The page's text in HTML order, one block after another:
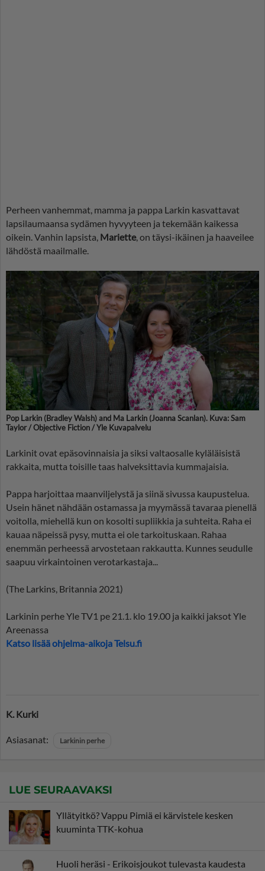
Perheen vanhemmat, mamma ja pappa Larkin kasvattavat
lapsilaumaansa sydämen hyvyyteen ja tekemään kaikessa
oikein. Vanhin lapsista, Mariette, on täysi-ikäinen ja haaveilee
lähdöstä maailmalle.
Pop Larkin (Bradley Walsh) and Ma Larkin (Joanna Scanlan). Kuva: Sam
Taylor / Objective Fiction / Yle Kuvapalvelu
Larkinit ovat epäsovinnaisia ja siksi valtaosalle kyläläisistä
rakkaita, mutta toisille taas halveksittavia kummajaisia.
Pappa harjoittaa maanviljelystä ja siinä sivussa kaupustelua.
Usein hänet nähdään ostamassa ja myymässä tavaraa pienellä
voitolla, miehellä kun on kosolti supliikkia ja suhteita. Raha ei
kauaa näpeissä pysy, mutta ei ole tarkoituskaan. Rahaa
enemmän perheessä arvostetaan rakkautta. Kunnes seudulle
saapuu virkaintoinen verotarkastaja...
(The Larkins, Britannia 2021)
Larkinin perhe Yle TV1 pe 21.1. klo 19.00 ja kaikki jaksot Yle
Areenassa
Katso lisää ohjelma-aikoja Telsu.fi
K. Kurki
Asiasanat: Larkinin perhe
LUE SEURAAVAKSI
Yllätyitkö? Vappu Pimiä ei kärvistele kesken
kuuminta TTK-kohua
Huoli heräsi - Erikoisjoukot tulevasta kaudesta